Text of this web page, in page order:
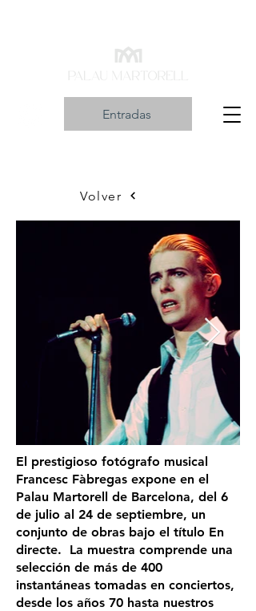
Entradas
Volver
El prestigioso fotógrafo musical
Francesc Fàbregas expone en el
Palau Martorell de Barcelona, del 6
de julio al 24 de septiembre, un
conjunto de obras bajo el título En
directe. La muestra comprende una
selección de más de 400
instantáneas tomadas en conciertos,
desde los años 70 hasta nuestros